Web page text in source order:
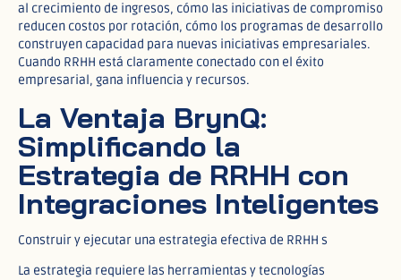
al crecimiento de ingresos, cómo las iniciativas de compromiso
reducen costos por rotación, cómo los programas de desarrollo
construyen capacidad para nuevas iniciativas empresariales.
Cuando RRHH está claramente conectado con el éxito
empresarial, gana influencia y recursos.
La Ventaja BrynQ:
Simplificando la
Estrategia de RRHH con
Integraciones Inteligentes
Construir y ejecutar una estrategia efectiva de RRHH s
La estrategia requiere las herramientas y tecnologías